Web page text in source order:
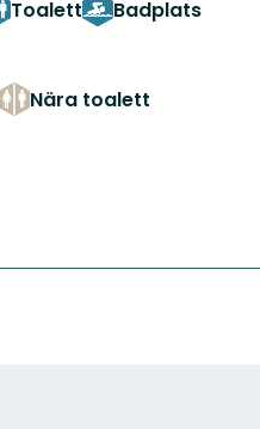
Toalett Badplats
Nära toalett